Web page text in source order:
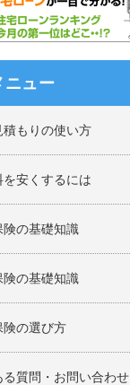
ニュー
積もりの使い方
を安くするには
険の基礎知識
険の基礎知識
険の選び方
る質問・お問い合わせ